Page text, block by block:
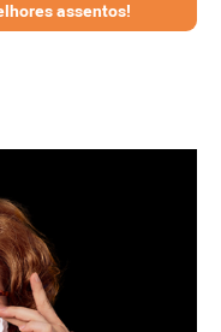
assentos!